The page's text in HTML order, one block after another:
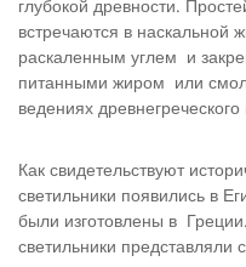
глубокой древности.
встречаются в наскальной
раскаленным углем и
питанными жиром или
ведениях
Как свидетельствуют
светильники появились в
были изготовлены в
светильники